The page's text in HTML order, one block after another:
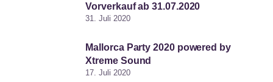
Vorverkauf ab 31.07.2020
31. Juli 2020
Mallorca Party 2020 powered by
Xtreme Sound
17. Juli 2020